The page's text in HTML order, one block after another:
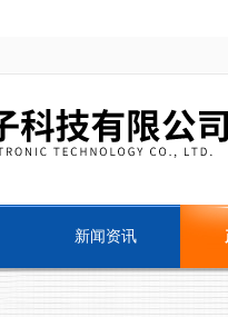
新闻资讯